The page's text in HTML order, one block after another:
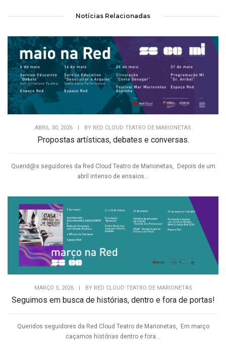
Notícias Relacionadas
ABRIL 30, 2026 BY RED CLOUD TEATRO DE MARIONETAS
Propostas artísticas, debates e conversas.
Querid@s seguidores da Red Cloud Teatro de Marionetas, Depois de um
abril intenso de ensaios...
MARÇO 5, 2026 BY RED CLOUD TEATRO DE MARIONETAS
Seguimos em busca de histórias, dentro e fora de portas!
Queridos seguidores da Red Cloud Teatro de Marionetas, Em março
caçamos histórias dentro e fora...